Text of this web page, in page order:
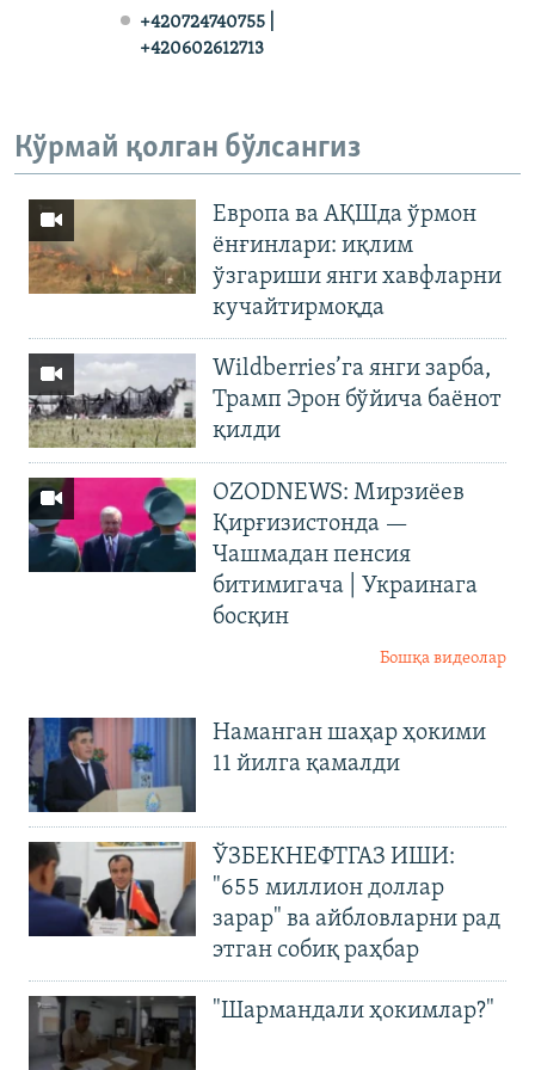
+420724740755 |
+420602612713
Кўрмай қолган бўлсангиз
Европа ва АҚШда ўрмон
ёнғинлари: иқлим
ўзгариши янги хавфларни
кучайтирмоқда
Wildberries’га янги зарба,
Трамп Эрон бўйича баёнот
қилди
OZODNEWS: Мирзиёев
Қирғизистонда —
Чашмадан пенсия
битимигача | Украинага
босқин
Бошқа видеолар
Наманган шаҳар ҳокими
11 йилга қамалди
ЎЗБЕКНЕФТГАЗ ИШИ:
"655 миллион доллар
зарар" ва айбловларни рад
этган собиқ раҳбар
"Шармандали ҳокимлар?"